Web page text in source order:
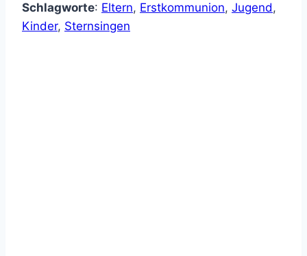
Schlagworte: Eltern, Erstkommunion, Jugend,
Kinder, Sternsingen